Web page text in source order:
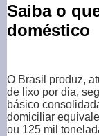
Saiba o
doméstico
O Brasil produz,
de lixo por dia,
básico
domiciliar
ou 125 mil